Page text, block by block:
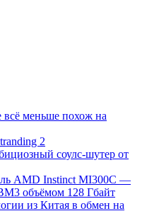
всё меньше похож на
2
соулс-шутер от
AMD Instinct MI300C —
объёмом 128 Гбайт
из Китая в обмен на